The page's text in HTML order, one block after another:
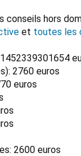
hors
et toutes les
2760 euros
euros
2600 euros